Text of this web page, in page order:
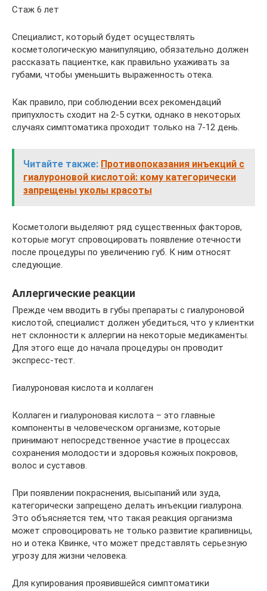
Стаж 6 лет
Специалист, который будет осуществлять
косметологическую манипуляцию, обязательно должен
рассказать пациентке, как правильно ухаживать за
губами, чтобы уменьшить выраженность отека.
Как правило, при соблюдении всех рекомендаций
припухлость сходит на 2-5 сутки, однако в некоторых
случаях симптоматика проходит только на 7-12 день.
Читайте также: Противопоказания инъекций с
гиалуроновой кислотой: кому категорически
запрещены уколы красоты
Косметологи выделяют ряд существенных факторов,
которые могут спровоцировать появление отечности
после процедуры по увеличению губ. К ним относят
следующие.
Аллергические реакции
Прежде чем вводить в губы препараты с гиалуроновой
кислотой, специалист должен убедиться, что у клиентки
нет склонности к аллергии на некоторые медикаменты.
Для этого еще до начала процедуры он проводит
экспресс-тест.
Гиалуроновая кислота и коллаген
Коллаген и гиалуроновая кислота – это главные
компоненты в человеческом организме, которые
принимают непосредственное участие в процессах
сохранения молодости и здоровья кожных покровов,
волос и суставов.
При появлении покраснения, высыпаний или зуда,
категорически запрещено делать инъекции гиалурона.
Это объясняется тем, что такая реакция организма
может спровоцировать не только развитие крапивницы,
но и отека Квинке, что может представлять серьезную
угрозу для жизни человека.
Для купирования проявившейся симптоматики